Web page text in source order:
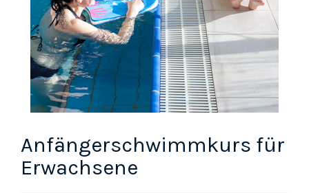
Anfängerschwimmkurs für
Erwachsene